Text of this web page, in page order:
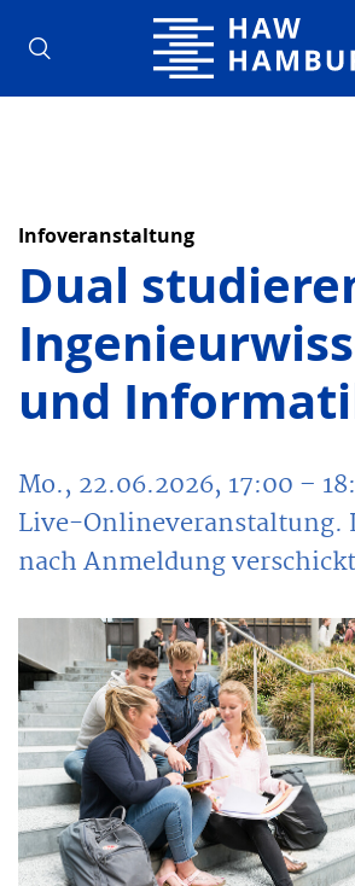
Hochschule für
Infoveranstaltung
Dual
und
Mo., 22.06.2026, 17:00 –
Live-Onlineveranstaltung.
nach Anmeldung